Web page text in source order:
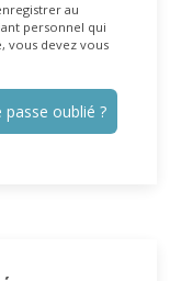
au
personnel qui
vous devez vous
oublié ?